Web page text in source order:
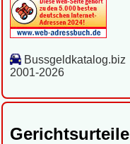
Bussgeldkatalog.biz
2001-2026
Gerichtsurteile